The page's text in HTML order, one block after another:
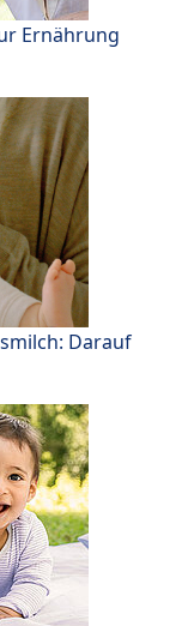
Ernährung
Darauf